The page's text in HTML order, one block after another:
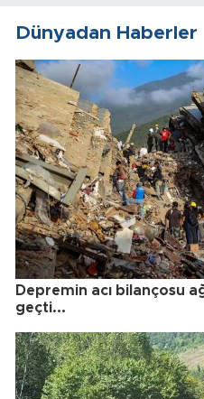
Dünyadan Haberler
Depremin acı bilançosu
geçti...